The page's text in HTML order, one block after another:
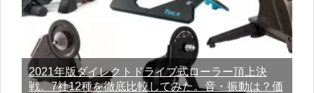
2021年版ダイレクトドライブ式ローラー頂上決
戦。7社12種を徹底比較してみた。音・振動は？価